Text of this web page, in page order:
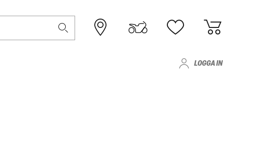
LOGGA IN